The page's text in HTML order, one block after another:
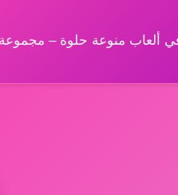
في ألعاب منوعة حلوة –